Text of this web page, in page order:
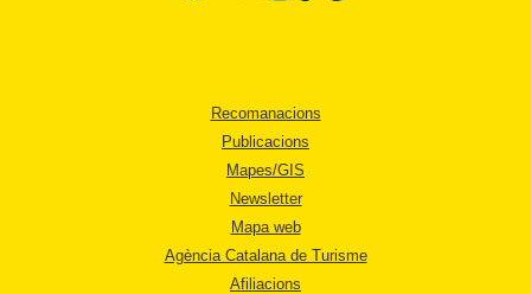
Recomanacions
Publicacions
Mapes/GIS
Newsletter
Mapa web
Agència Catalana de Turisme
Afiliacions